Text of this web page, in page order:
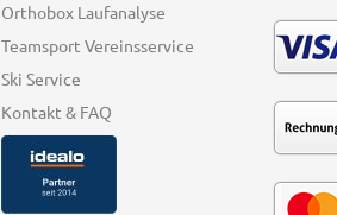
Orthobox Laufanalyse
Teamsport Vereinsservice
Ski Service
Kontakt & FAQ